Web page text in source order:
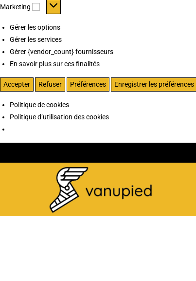
Marketing Marketing
Gérer les options
Gérer les services
Gérer {vendor_count} fournisseurs
En savoir plus sur ces finalités
Accepter Refuser Préférences Enregistrer les préférences
Politique de cookies
Politique d’utilisation des cookies